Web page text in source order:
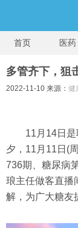
首页 医药
多管齐下，狙
2022-11-10 来源： 健
11月14日
夕，11月11日(
736期、糖尿病
琅主任做客直播
解，为广大糖友